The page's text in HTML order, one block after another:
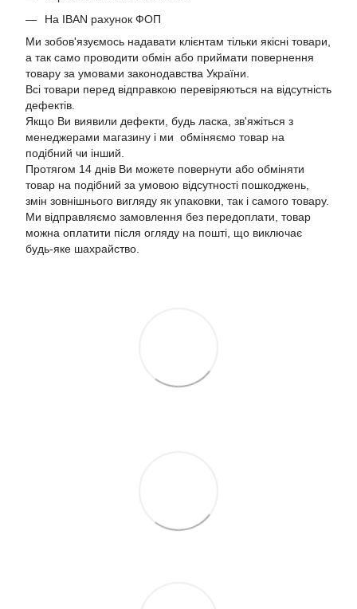
На IBAN рахунок ФОП
Ми зобов'язуємось надавати клієнтам тільки якісні товари,
а так само проводити обмін або приймати повернення
товару за умовами законодавства України.
Всі товари перед відправкою перевіряються на відсутність
дефектів.
Якщо Ви виявили дефекти, будь ласка, зв'яжіться з
менеджерами магазину і ми обміняємо товар на
подібний чи інший.
Протягом 14 днів Ви можете повернути або обміняти
товар на подібний за умовою відсутності пошкоджень,
змін зовнішнього вигляду як упаковки, так і самого товару.
Ми відправляємо замовлення без передоплати, товар
можна оплатити після огляду на пошті, що виключає
будь-яке шахрайство.